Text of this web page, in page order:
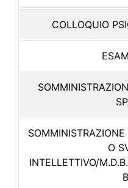
COLLOQUIO
O
INTELLETTIVO/